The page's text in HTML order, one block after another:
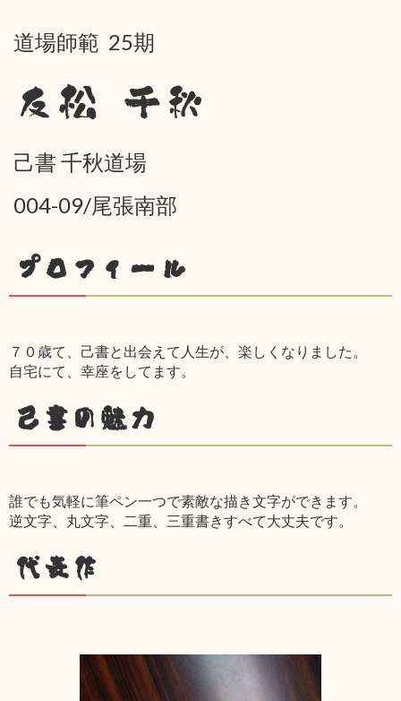
道場師範 25期
友松 千秋
己書 千秋道場
004-09/尾張南部
プロフィール
７０歳て、己書と出会えて人生が、楽しくなりました。
自宅にて、幸座をしてます。
己書の魅力
誰でも気軽に筆ペン一つで素敵な描き文字ができます。
逆文字、丸文字、二重、三重書きすべて大丈夫です。
代表作